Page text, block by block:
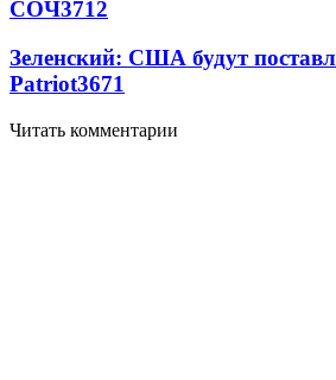
СОЧ3712
Зеленский: США будут
Patriot3671
Читать комментарии